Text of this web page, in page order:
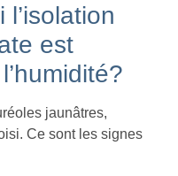
est
jaunâtres,
Ce sont les signes